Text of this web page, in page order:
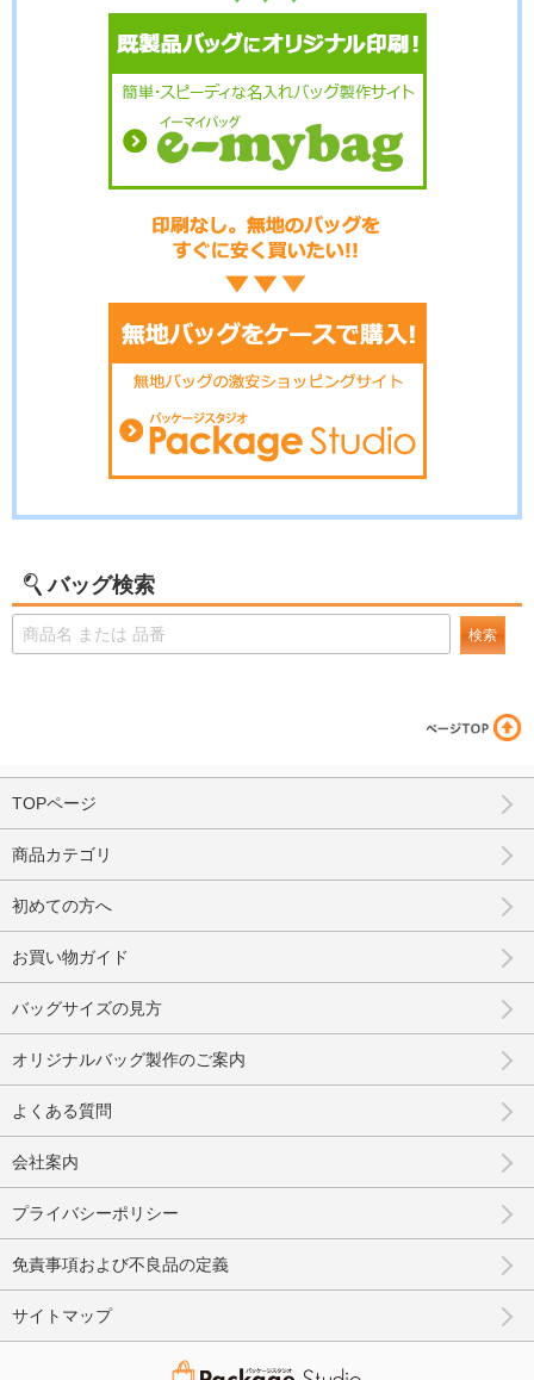
バッグ検索
検索
TOPページ
商品カテゴリ
初めての方へ
お買い物ガイド
バッグサイズの見方
オリジナルバッグ製作のご案内
よくある質問
会社案内
プライバシーポリシー
免責事項および不良品の定義
サイトマップ